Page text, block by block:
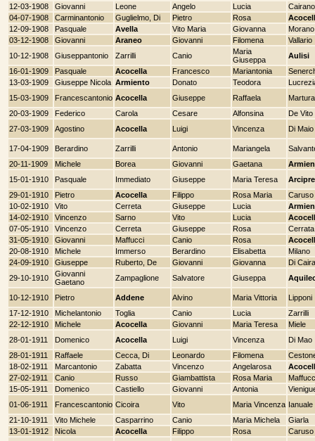
12-03-1908
Giovanni Leone Angelo Lucia
Cairano
04-07-1908
Carminantonio Guglielmo, Di Pietro Rosa
12-09-1908
Pasquale Avella Vito Maria Giovanna
Morano
03-12-1908
Giovanni Araneo Giovanni Filomena
Vallario
10-12-1908
Giuseppantonio Zarrilli Canio
Maria
Giuseppa
Aulisi
16-01-1909
Pasquale Acocella Francesco Mariantonia
13-03-1909
Giuseppe Nicola Armiento Donato Teodora
15-03-1909
Francescantonio Acocella Giuseppe Raffaela
20-03-1909
Federico Carola Cesare Alfonsina
De Vito
27-03-1909
Agostino Acocella Luigi Vincenza Di Maio
17-04-1909 Berardino Zarrilli Antonio Mariangela
20-11-1909
Michele Borea Giovanni Gaetana
15-01-1910
Pasquale Immediato Giuseppe Maria Teresa
29-01-1910
Pietro Acocella Filippo Rosa Maria
Caruso
10-02-1910
Vito Cerreta Giuseppe Lucia
14-02-1910
Vincenzo Sarno Vito Lucia
07-05-1910
Vincenzo Cerreta Giuseppe Rosa
Cerrata
31-05-1910
Giovanni Maffucci Canio Rosa
20-08-1910
Michele Immerso Berardino Elisabetta
Milano
24-09-1910
Giuseppe Ruberto, De Giovanni Giovanna
Di
29-10-1910
Giovanni
Gaetano
Zampaglione Salvatore Giuseppa
10-12-1910 Pietro Addene Alvino Maria Vittoria
Lipponi
17-12-1910
Michelantonio Toglia Canio Lucia
Zarrilli
22-12-1910
Michele Acocella Giovanni Maria Teresa
Miele
28-01-1911
Domenico Acocella Luigi Vincenza
Di Mao
28-01-1911
Raffaele Cecca, Di Leonardo Filomena
18-02-1911
Marcantonio Zabatta Vincenzo Angelarosa
27-02-1911
Canio Russo Giambattista Rosa Maria
15-05-1911
Domenico Castiello Giovanni Antonia
01-06-1911
Francescantonio Cicoira Vito Maria Vincenza Ianuale
21-10-1911
Vito Michele Casparrino Canio Maria Michela
Giarla
13-01-1912
Nicola Acocella Filippo Rosa
Caruso